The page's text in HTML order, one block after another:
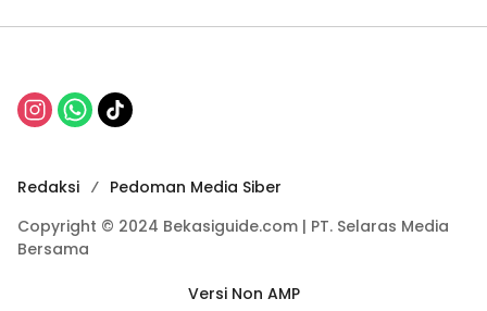
Redaksi
Pedoman Media Siber
Copyright © 2024 Bekasiguide.com | PT. Selaras Media
Bersama
Versi Non AMP